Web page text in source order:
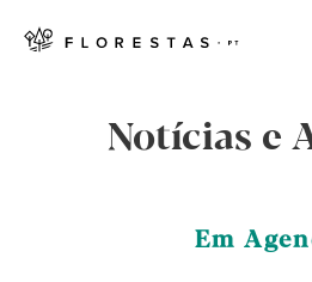
Notícias e
Em